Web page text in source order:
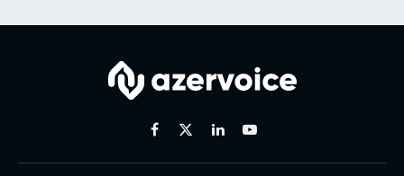
Facebook
X
LinkedinYoutube